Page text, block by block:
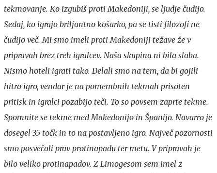
tekmovanje. Ko izgubiš proti Makedoniji, se ljudje čudijo.
Sedaj, ko igrajo briljantno košarko, pa se tisti filozofi ne
čudijo več. Mi smo imeli proti Makedoniji težave že v
pripravah brez treh igralcev. Naša skupina ni bila slaba.
Nismo hoteli igrati tako. Delali smo na tem, da bi gojili
hitro igro, vendar je na pomembnih tekmah prisoten
pritisk in igralci pozabijo teči. To so povsem zaprte tekme.
Spomnite se tekme med Makedonijo in Španijo. Navarro je
dosegel 35 točk in to na postavljeno igro. Največ pozornosti
smo posvečali prav protinapadu ter metu. V pripravah je
bilo veliko protinapadov. Z Limogesom sem imel z